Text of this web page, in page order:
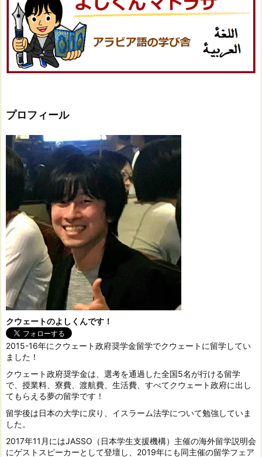
プロフィール
クウェートのよしくんです！
2015-16年にクウェート政府奨学金留学でクウェートに留学してい
ました！
クウェート政府奨学金は、選考を通過した全国5名が行ける留学
で、授業料、寮費、渡航費、生活費、すべてクウェート政府に出し
てもらえる夢の留学です！
留学後は日本の大学に戻り、イスラーム法学について勉強していま
した。
2017年11月にはJASSO（日本学生支援機構）主催の海外留学説明会
にゲストスピーカーとして登壇し、2019年にも同主催の留学フェア